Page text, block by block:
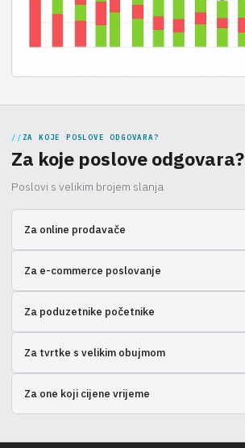
ZA KOJE POSLOVE ODGOVARA?
Za koje poslove odgovara?
Poslovi s velikim brojem slanja
Za online prodavače
Za e-commerce poslovanje
Za poduzetnike početnike
Za tvrtke s velikim obujmom
Za one koji cijene vrijeme